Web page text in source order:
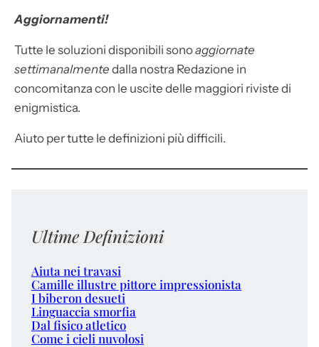
Aggiornamenti!
Tutte le soluzioni disponibili sonoaggiornate
settimanalmente dalla nostra Redazione in
concomitanza con le uscite delle maggiori riviste di
enigmistica.
Aiuto per tutte le definizioni più difficili.
Ultime Definizioni
Aiuta nei travasi
Camille illustre pittore impressionista
I biberon desueti
Linguaccia smorfia
Dal fisico atletico
Come i cieli nuvolosi